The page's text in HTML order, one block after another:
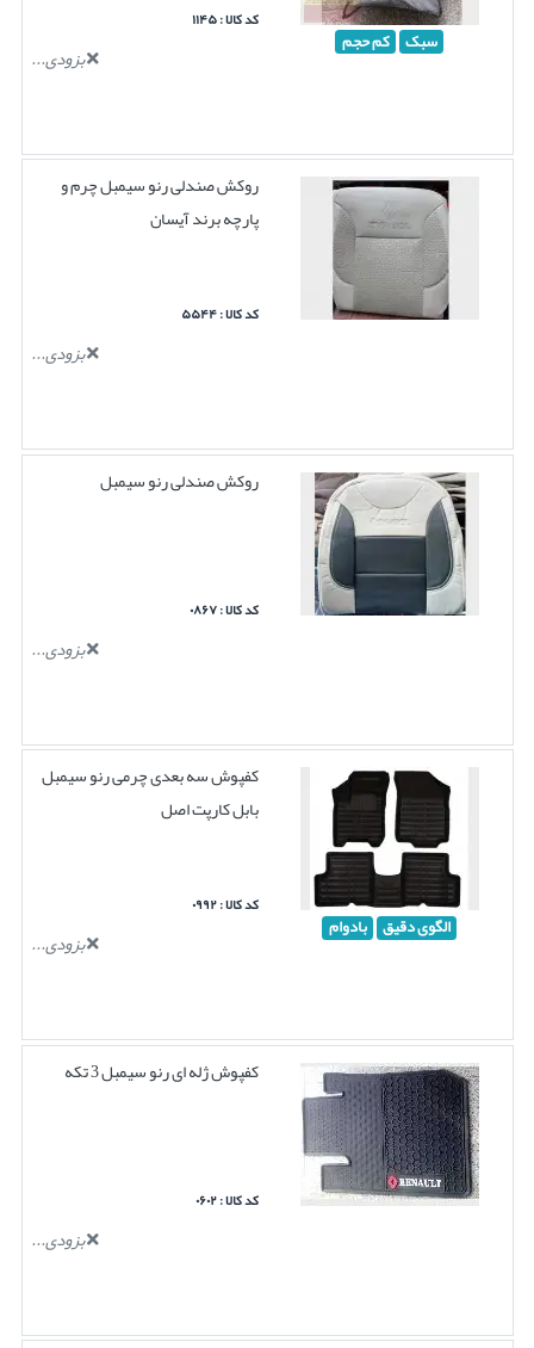
سبک کم حجم
کد کالا : ۱۱۴۵
بزودی...
روکش صندلی رنو سیمبل چرم و
پارچه برند آیسان
کد کالا : ۵۵۴۴
بزودی...
روکش صندلی رنو سیمبل
کد کالا : ۰۸۶۷
بزودی...
الگوی دقیق بادوام
کفپوش سه بعدی چرمی رنو سیمبل
بابل کارپت اصل
کد کالا : ۰۹۹۲
بزودی...
کفپوش ژله ای رنو سیمبل 3 تکه
کد کالا : ۰۶۰۲
بزودی...